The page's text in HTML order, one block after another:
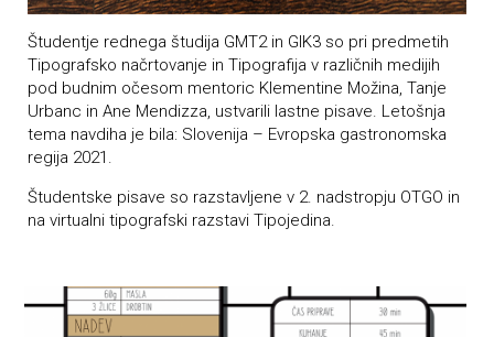
Študentje rednega študija GMT2 in GIK3 so pri predmetih
Tipografsko načrtovanje in Tipografija v različnih medijih
pod budnim očesom mentoric Klementine Možina, Tanje
Urbanc in Ane Mendizza, ustvarili lastne pisave. Letošnja
tema navdiha je bila: Slovenija – Evropska gastronomska
regija 2021.
Študentske pisave so razstavljene v 2. nadstropju OTGO in
na virtualni tipografski razstavi Tipojedina.